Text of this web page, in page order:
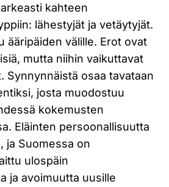
kahteen
lähestyjät ja vetäytyjät.
ääripäiden välille. Erot ovat
mutta niihin vaikuttavat
Synnynnäistä osaa tavataan
josta muodostuu
kokemusten
Eläinten persoonallisuutta
ja Suomessa on
ulospäin
ja avoimuutta uusille